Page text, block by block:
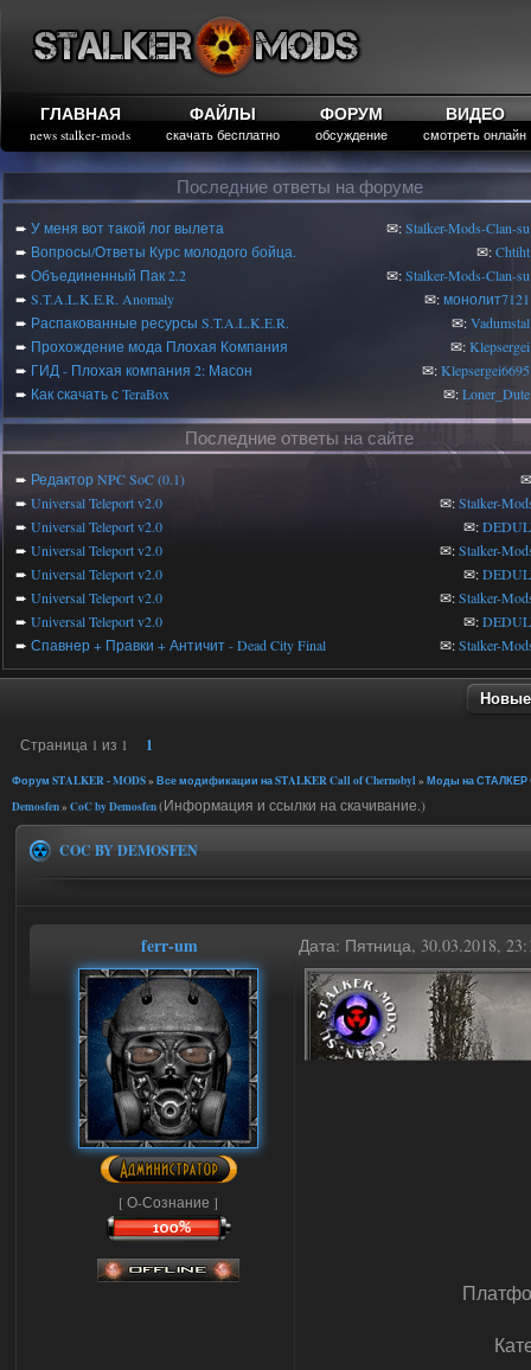
ГЛАВНАЯ
news stalker-mods
ФАЙЛЫ
скачать бесплатно
ФОРУМ
обсуждение
ВИДЕО
смотреть онлайн
Последние ответы на форуме
➨ У меня вот такой лог вылета ✉:Stalker-Mods-Clan-su
➨ Вопросы/Ответы Курс молодого бойца. ✉:Chtiht
➨ Объединенный Пак 2.2 ✉:Stalker-Mods-Clan-su
➨ S.T.A.L.K.E.R. Anomaly ✉:монолит7121
➨ Распакованные ресурсы S.T.A.L.K.E.R. ✉:Vadumstal
➨ Прохождение мода Плохая Компания ✉:Klepsergei
➨ ГИД - Плохая компания 2: Масон ✉:Klepsergei6695
➨ Как скачать с TeraBox ✉:Loner_Dute
Последние ответы на сайте
➨ Редактор NPC SoC (0.1)
➨ Universal Teleport v2.0 ✉:Stalker-
➨ Universal Teleport v2.0 ✉:
➨ Universal Teleport v2.0 ✉:Stalker-
➨ Universal Teleport v2.0 ✉:
➨ Universal Teleport v2.0 ✉:Stalker-
➨ Universal Teleport v2.0 ✉:
➨ Спавнер + Правки + Античит - Dead City Final ✉:Stalker-
Страница 1 из 1 1
Форум STALKER - MODS» Все модификации на STALKER Call of Chernobyl » Моды на СТАЛКЕР
Demosfen» CoC by Demosfen(Информация и ссылки на скачивание.)
COC BY DEMOSFEN
ferr-um Дата: Пятница, 30.03.2018,
[ О-Сознание ]